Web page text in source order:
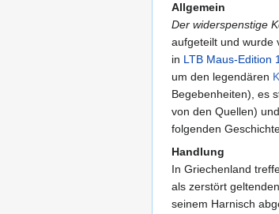
Allgemein
Der widerspenstige
aufgeteilt und wurde
in LTB Maus-Edition
um den legendären
Begebenheiten), es
von den Quellen)
folgenden
Handlung
In Griechenland
als zerstört
seinem Harnisch